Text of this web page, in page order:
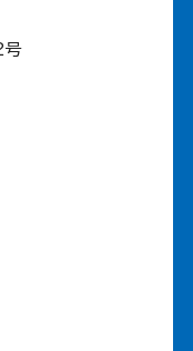
号